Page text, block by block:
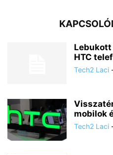
Lebukott
HTC
Tech2 Laci
mobilok
Tech2 Laci